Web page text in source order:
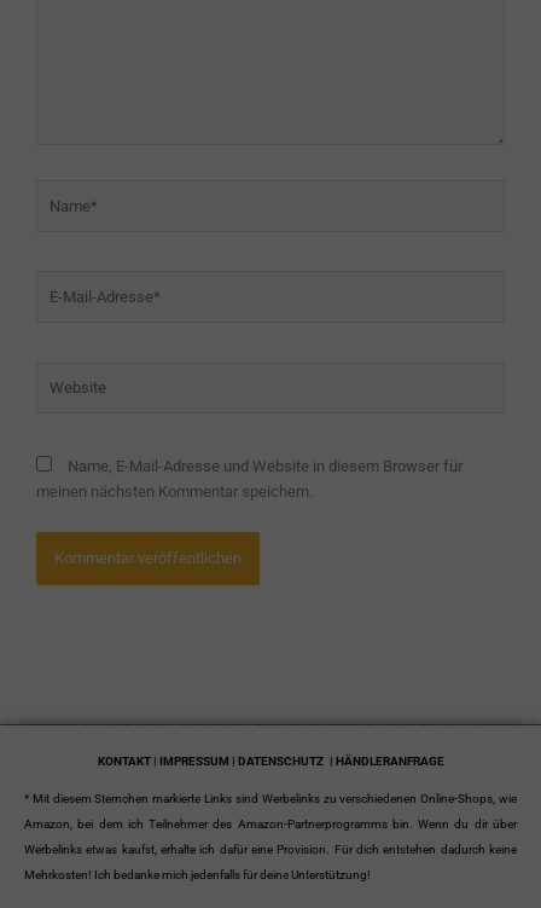
Mail-
Name, E-Mail-Adresse und Website in diesem Browser für
meinen nächsten Kommentar speichern.
KONTAKT | IMPRESSUM | DATENSCHUTZ | HÄNDLERANFRAGE
* Mit diesem Sternchen markierte Links sind Werbelinks zu verschiedenen Online-Shops, wie
Amazon, bei dem ich Teilnehmer des Amazon-Partnerprogramms bin. Wenn du dir über
Werbelinks etwas kaufst, erhalte ich dafür eine Provision. Für dich entstehen dadurch keine
Mehrkosten! Ich bedanke mich jedenfalls für deine Unterstützung!